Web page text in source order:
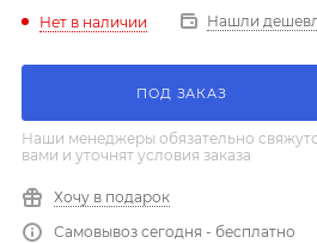
Нет в наличии Нашли
ПОД ЗАКАЗ
Наши менеджеры обязательно
вами и уточнят условия заказа
Хочу в подарок
Самовывоз сегодня - бесплатно